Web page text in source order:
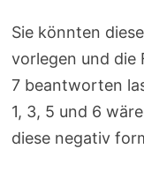
Sie könnten
vorlegen und die
7 beantworten
1, 3, 5 und 6
diese negativ